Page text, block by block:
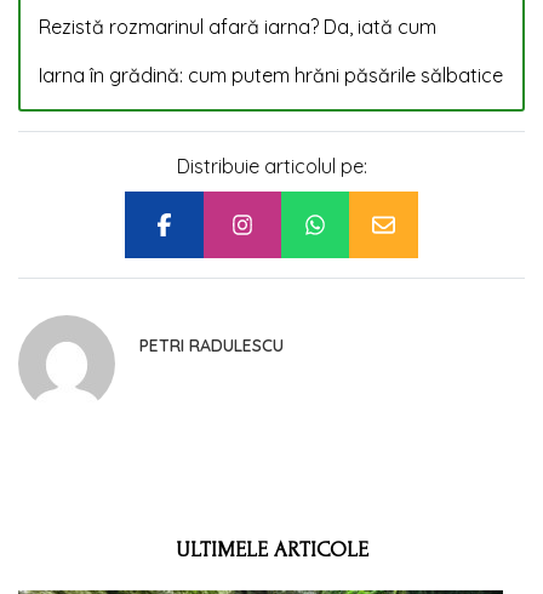
Rezistă rozmarinul afară iarna? Da, iată cum
Iarna în grădină: cum putem hrăni păsările sălbatice
Distribuie articolul pe:
PETRI RADULESCU
ULTIMELE ARTICOLE